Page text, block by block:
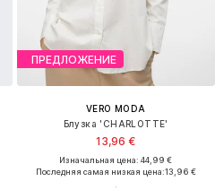
ПРЕДЛОЖЕНИЕ
VERO MODA
Блузка 'CHARLOTTE'
13,96 €
Изначальная цена: 44,99 €
Последняя самая низкая цена:13,96 €